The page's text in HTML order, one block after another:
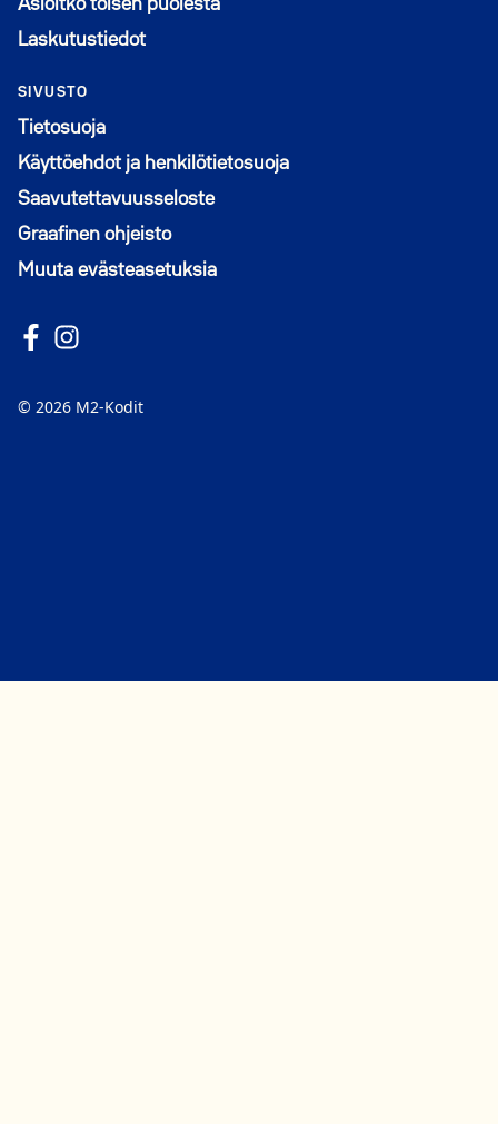
Asioitko toisen puolesta
Laskutustiedot
SIVUSTO
Tietosuoja
Käyttöehdot ja henkilötietosuoja
Saavutettavuusseloste
Graafinen ohjeisto
Muuta evästeasetuksia
Seuraa meitä Facebookissa
Avautuu uuteen ikkunaan
Seuraa Instagramissa
Avautuu uuteen ikkunaan
© 2026 M2-Kodit